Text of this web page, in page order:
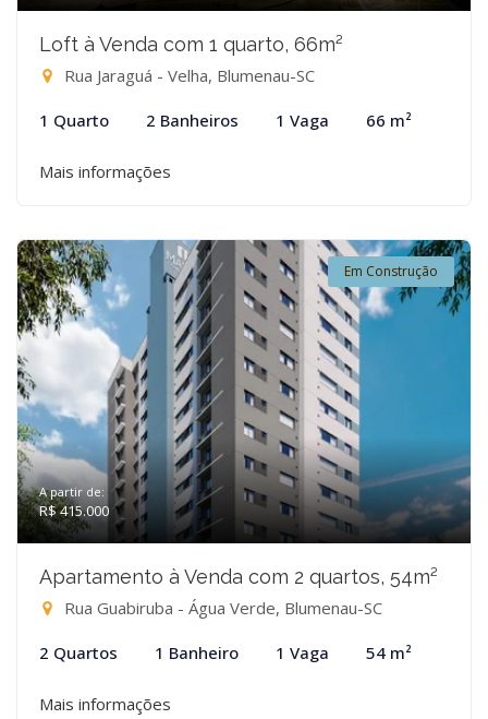
Loft à Venda com 1 quarto, 66m²
Rua Jaraguá - Velha, Blumenau-SC
1 Quarto 2 Banheiros 1 Vaga 66 m²
Mais informações
Em Construção
A partir de:
R$ 415.000
Apartamento à Venda com 2 quartos, 54m²
Rua Guabiruba - Água Verde, Blumenau-SC
2 Quartos 1 Banheiro 1 Vaga 54 m²
Mais informações